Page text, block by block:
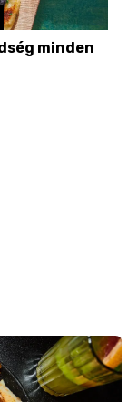
minden